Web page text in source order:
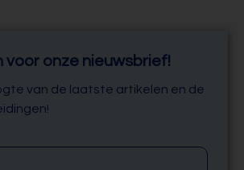
voor onze nieuwsbrief!
van de laatste artikelen en de